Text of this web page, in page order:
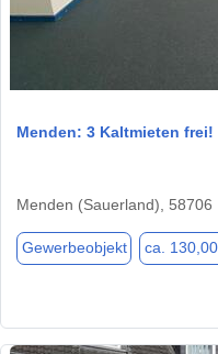
Menden: 3 Kaltmieten
Menden (Sauerland), 58706
Gewerbeobjekt ca.